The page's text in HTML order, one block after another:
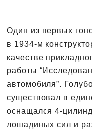
Один из первых
в 1934-м
качестве
работы
автомобиля”.
существовал в
оснащался 4-
лошадиных сил и